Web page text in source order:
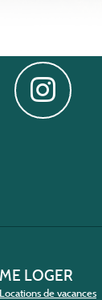
ME LOGER
Locations de vacances